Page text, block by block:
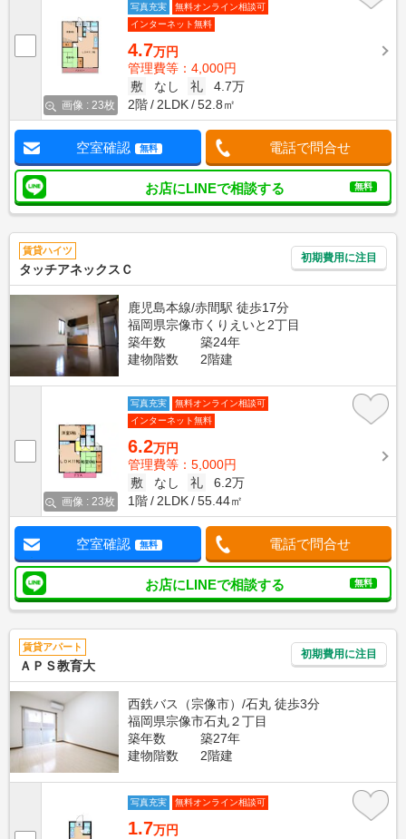
画像 : 23枚
写真充実
無料オンライン相談可
インターネット無料
4.7万円
管理費等：4,000円
敷
なし 礼
4.7万
2階
2LDK 52.8㎡
空室確認 無料 電話で問合せ
お店にLINEで相談する 無料
賃貸ハイツ
タッチアネックスＣ
初期費用に注目
鹿児島本線/赤間駅 徒歩17分
福岡県宗像市くりえいと2丁目
築年数
築24年
建物階数
2階建
画像 : 23枚
写真充実
無料オンライン相談可
インターネット無料
6.2万円
管理費等：5,000円
敷
なし 礼
6.2万
1階
2LDK 55.44㎡
空室確認 無料 電話で問合せ
お店にLINEで相談する 無料
賃貸アパート
ＡＰＳ教育大
初期費用に注目
西鉄バス（宗像市）/石丸 徒歩3分
福岡県宗像市石丸２丁目
築年数
築27年
建物階数
2階建
写真充実 無料オンライン相談可
1.7万円